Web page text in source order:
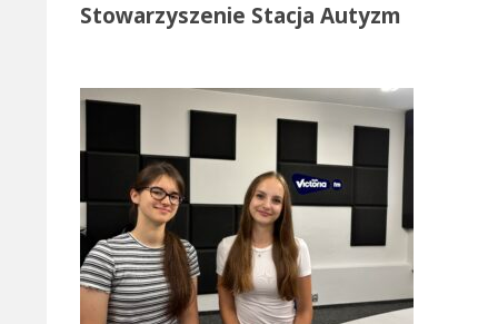
Stowarzyszenie Stacja Autyzm